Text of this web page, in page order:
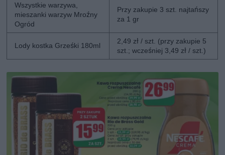
Wszystkie warzywa,
mieszanki warzyw Mroźny
Ogród
Przy zakupie 3 szt. najtańszy
za 1 gr
Lody kostka Grześki 180ml
2,49 zł / szt. (przy zakupie 5
szt.; wcześniej 3,49 zł / szt.)